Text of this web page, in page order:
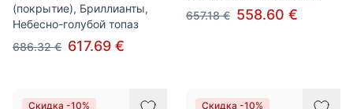
(покрытие), Бриллианты,
Небесно-голубой топаз
686.32 € 617.69 €
657.18 € 558.60 €
Скидка -10% Скидка -10%